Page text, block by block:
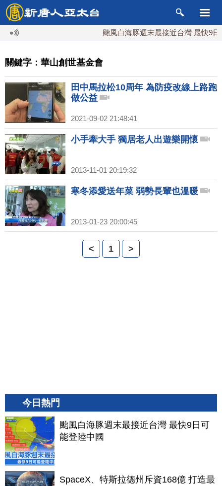
颱風白海豚週末最接近台灣 最快9日
關鍵字：華山創世基金會
田中馬拉松10周年 為防疫改線上路跑
做公益
2021-09-02 21:48:41
小手牽大手 獨居老人出遊樂開懷
2013-11-01 20:19:32
寒冬添愛送年菜 弱勢長輩也溫暖
2013-01-23 20:00:45
< 1 >
今日熱門
颱風白海豚週末最接近台灣 最快9日可
能登陸中國
SpaceX、特斯拉德州斥資168億 打造最